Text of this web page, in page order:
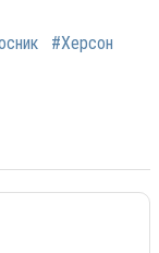
#Херсон